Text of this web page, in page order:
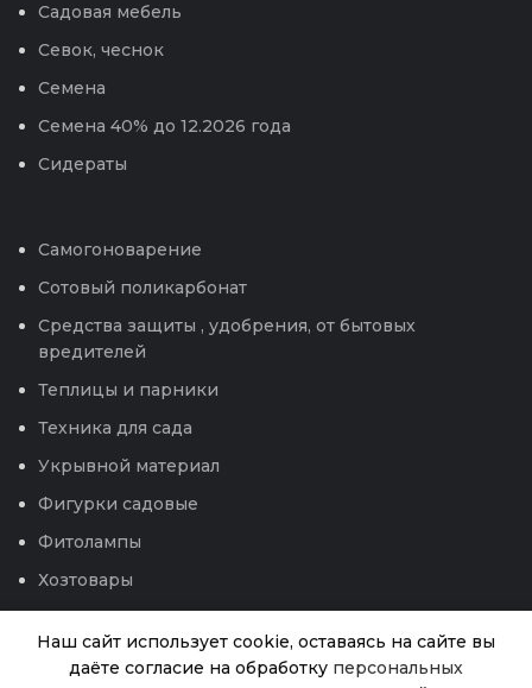
Садовая мебель
Севок, чеснок
Семена
Семена 40% до 12.2026 года
Сидераты
Самогоноварение
Сотовый поликарбонат
Средства защиты , удобрения, от бытовых
вредителей
Теплицы и парники
Техника для сада
Укрывной материал
Фигурки садовые
Фитолампы
Хозтовары
Чековая лента
Наш сайт использует cookie, оставаясь на сайте вы
даёте согласие на обработку персональных